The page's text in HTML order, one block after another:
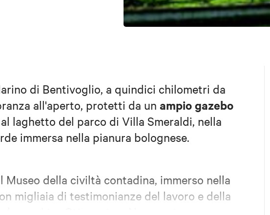
di Bentivoglio, a quindici chilometri da
all'aperto, protetti da un ampio gazebo
laghetto del parco di Villa Smeraldi, nella
immersa nella pianura bolognese.
della civiltà contadina, immerso nella
migliaia di testimonianze del lavoro e della